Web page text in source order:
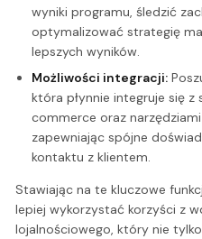
wyniki programu, śledzić
optymalizować strategię
lepszych wyników.
Możliwości integracji:
która płynnie integruje się
commerce oraz
zapewniając spójne
kontaktu z klientem.
Stawiając na te kluczowe
lepiej wykorzystać korzyści z
lojalnościowego, który nie